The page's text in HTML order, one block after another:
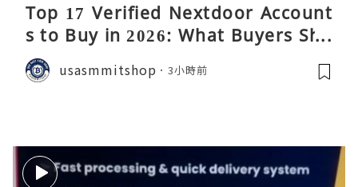
Top 17 Verified Nextdoor Account
s to Buy in 2026: What Buyers Sho
uld Know
usasmmitshop 3小時前